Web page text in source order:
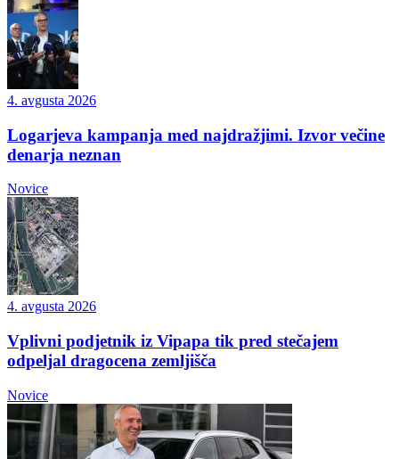
4. avgusta 2026
Logarjeva kampanja med najdražjimi. Izvor večine
denarja neznan
Novice
4. avgusta 2026
Vplivni podjetnik iz Vipapa tik pred stečajem
odpeljal dragocena zemljišča
Novice